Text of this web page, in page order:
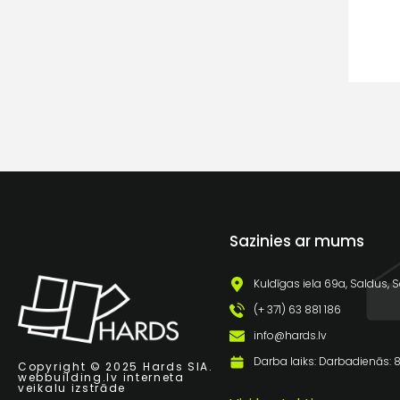
Copyright © 2025 Hards SIA.
webbuilding.lv interneta
veikalu izstrāde
Sazinies ar mums
Kuldīgas iela 69a, Saldus,
(+ 371) 63 881 186
info@hards.lv
Darba laiks: Darbadienās: